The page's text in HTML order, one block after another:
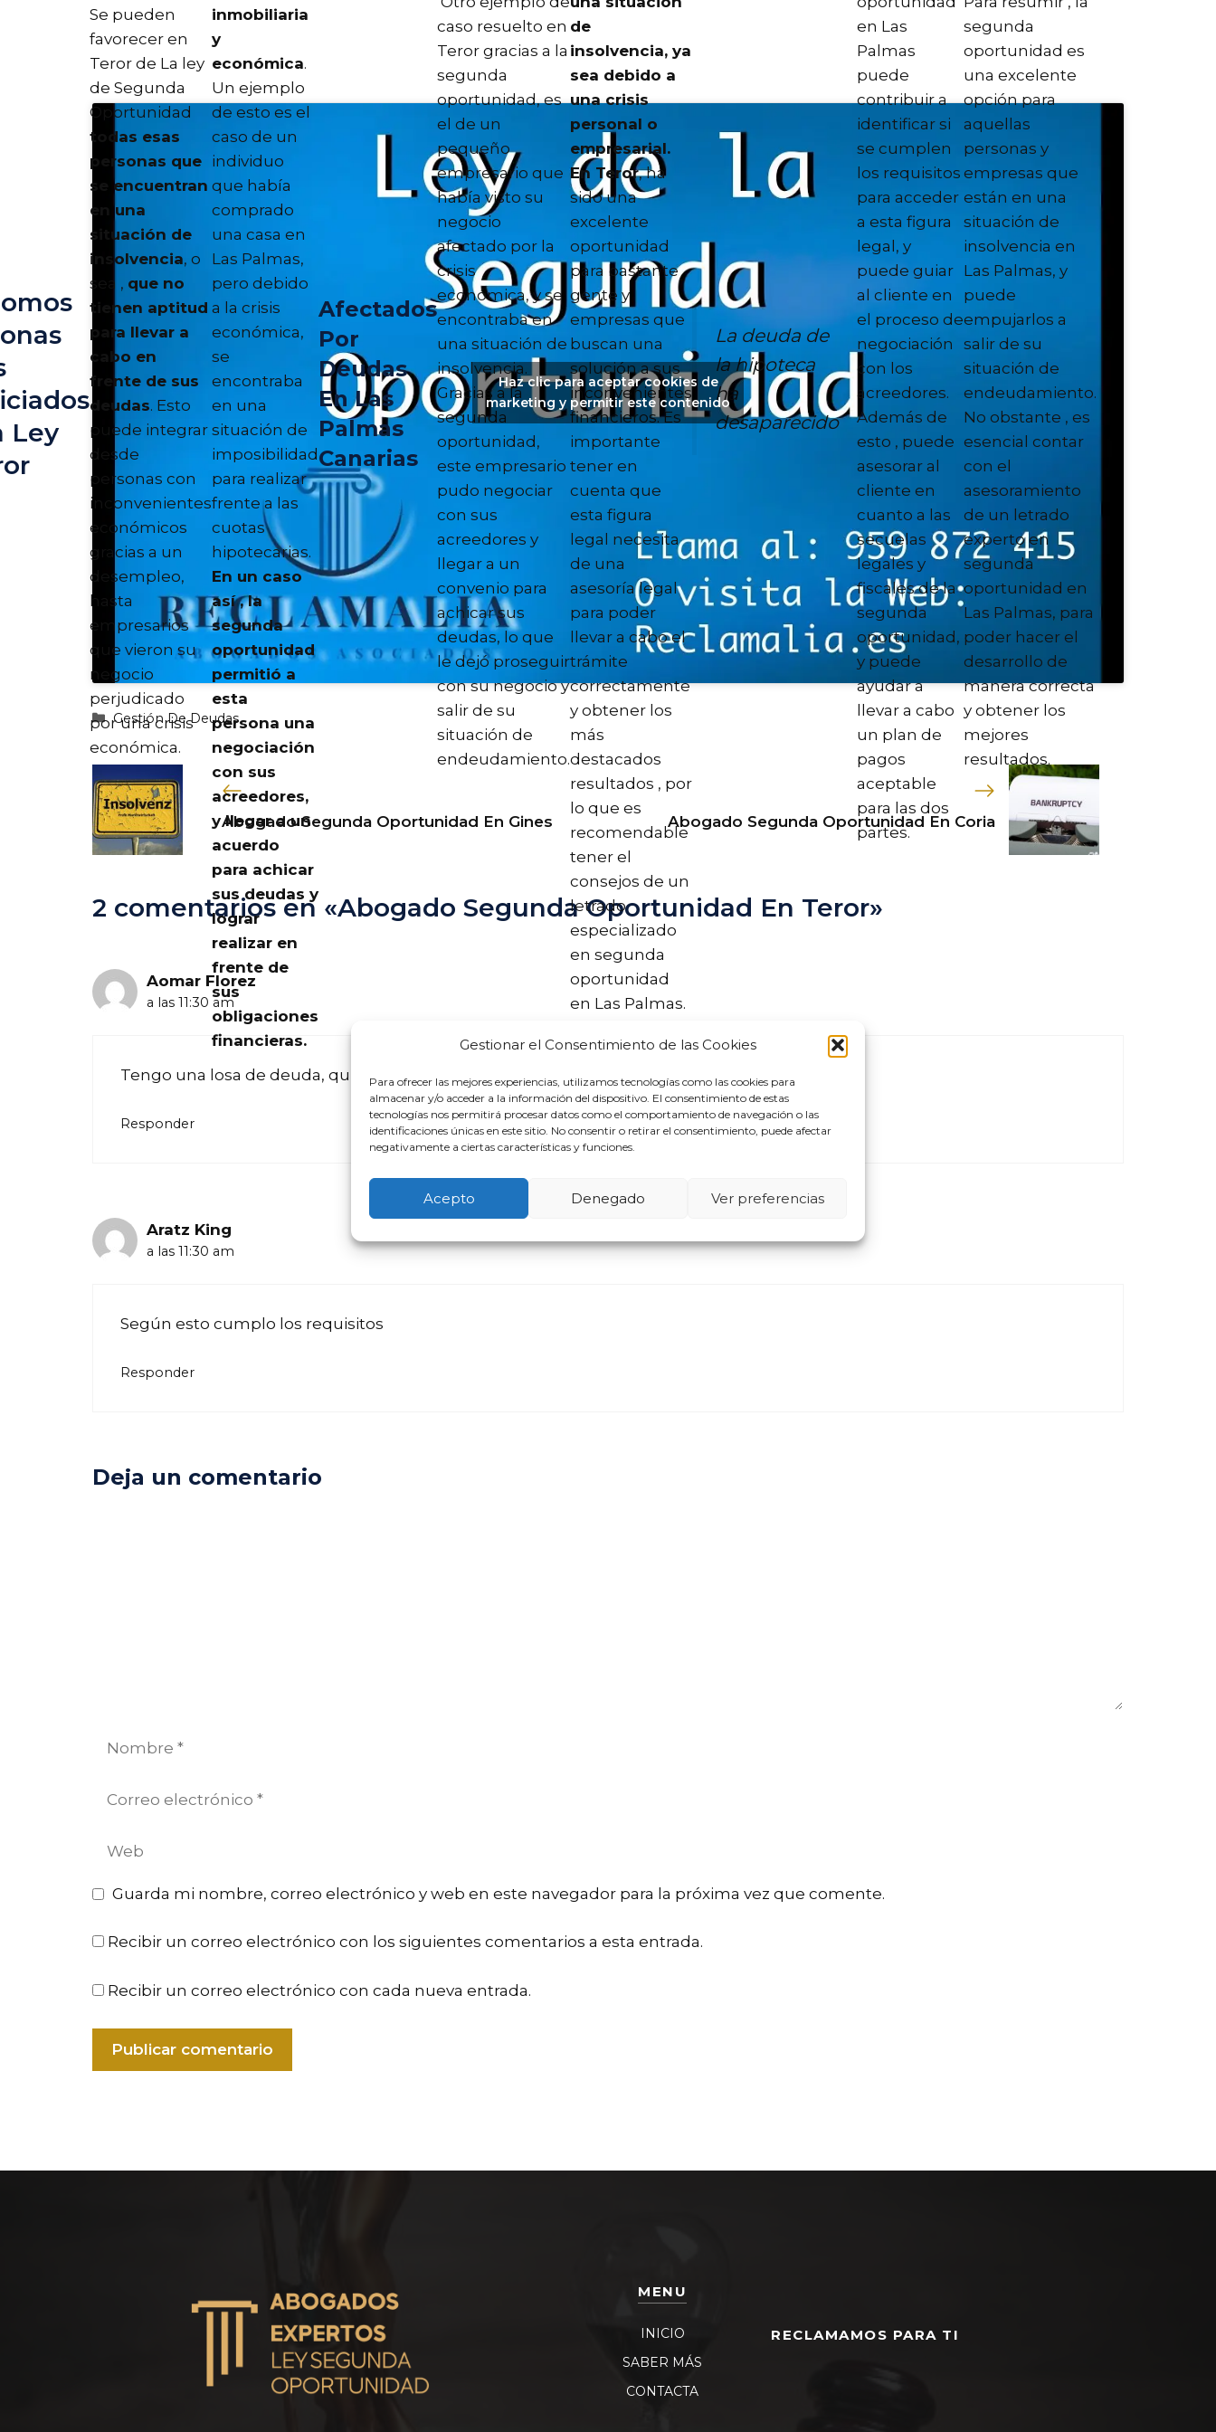
Gestionar el Consentimiento de las Cookies
Para ofrecer las mejores experiencias, utilizamos tecnologías como las cookies para
almacenar y/o acceder a la información del dispositivo. El consentimiento de estas
tecnologías nos permitirá procesar datos como el comportamiento de navegación o las
identificaciones únicas en este sitio. No consentir o retirar el consentimiento, puede afectar
negativamente a ciertas características y funciones.
Acepto Denegado Ver preferencias
Ley
Se pueden
favorecer en
Teror de La ley
de Segunda
Oportunidad
todas esas
personas que
se encuentran
en una
situación de
insolvencia, o
sea , que no
tienen aptitud
para llevar a
cabo en
frente de sus
deudas. Esto
puede integrar
desde
personas con
inconvenientes
económicos
gracias a un
desempleo,
hasta
empresarios
que vieron su
negocio
perjudicado
por una crisis
económica.
inmobiliaria
y
económica.
Un ejemplo
de esto es el
caso de un
individuo
que había
comprado
una casa en
Las Palmas,
pero debido
a la crisis
económica,
se
encontraba
en una
situación de
imposibilidad
para realizar
frente a las
cuotas
hipotecarias.
En un caso
así , la
segunda
oportunidad
permitió a
esta
persona una
negociación
con sus
acreedores,
y llegar a un
acuerdo
para achicar
sus deudas y
lograr
realizar en
frente de
sus
obligaciones
financieras.
Afectados
Por
Deudas
En Las
Palmas
Canarias
caso resuelto en
Teror gracias a la
segunda
oportunidad, es
el de un
pequeño
empresario que
había visto su
negocio
afectado por la
crisis
económica, y se
encontraba en
una situación de
insolvencia.
Gracias a la
segunda
oportunidad,
este empresario
pudo negociar
con sus
acreedores y
llegar a un
convenio para
achicar sus
deudas, lo que
le dejó proseguir
con su negocio y
salir de su
situación de
endeudamiento.
de
insolvencia, ya
sea debido a
una crisis
personal o
empresarial.
En Teror, ha
sido una
excelente
oportunidad
para bastante
gente y
empresas que
buscan una
solución a sus
inconvenientes
financieros. Es
importante
tener en
cuenta que
esta figura
legal necesita
de una
asesoría legal
para poder
llevar a cabo el
trámite
correctamente
y obtener los
más
destacados
resultados , por
lo que es
recomendable
tener el
consejos de un
letrado
especializado
en segunda
oportunidad
en Las Palmas.
La deuda de
la hipoteca
ha
desaparecido
en Las
Palmas
puede
contribuir a
identificar si
se cumplen
los requisitos
para acceder
a esta figura
legal, y
puede guiar
al cliente en
el proceso de
negociación
con los
acreedores.
Además de
esto , puede
asesorar al
cliente en
cuanto a las
secuelas
legales y
fiscales de la
segunda
oportunidad,
y puede
ayudar a
llevar a cabo
un plan de
pagos
aceptable
para las dos
partes.
segunda
oportunidad es
una excelente
opción para
aquellas
personas y
empresas que
están en una
situación de
insolvencia en
Las Palmas, y
puede
empujarlos a
salir de su
situación de
endeudamiento.
No obstante , es
esencial contar
con el
asesoramiento
de un letrado
experto en
segunda
oportunidad en
Las Palmas, para
poder hacer el
desarrollo de
manera correcta
y obtener los
mejores
resultados.
Haz clic para aceptar cookies de
marketing y permitir este contenido
Categorías
Gestión De Deudas
Abogado Segunda Oportunidad En Gines Abogado Segunda Oportunidad En Coria
2 comentarios en «Abogado Segunda Oportunidad En Teror»
Aomar Florez
a las 11:30 am
Tengo una losa de deuda, quiero acogerme
Responder
Aratz King
a las 11:30 am
Según esto cumplo los requisitos
Responder
Deja un comentario
Nombre
Correo
Web
Guarda mi nombre, correo electrónico y web en este navegador para la próxima vez que comente.
Recibir un correo electrónico con los siguientes comentarios a esta entrada.
Recibir un correo electrónico con cada nueva entrada.
MENU
INICIO
SABER MÁS
CONTACTA
RECLAMAMOS PARA TI